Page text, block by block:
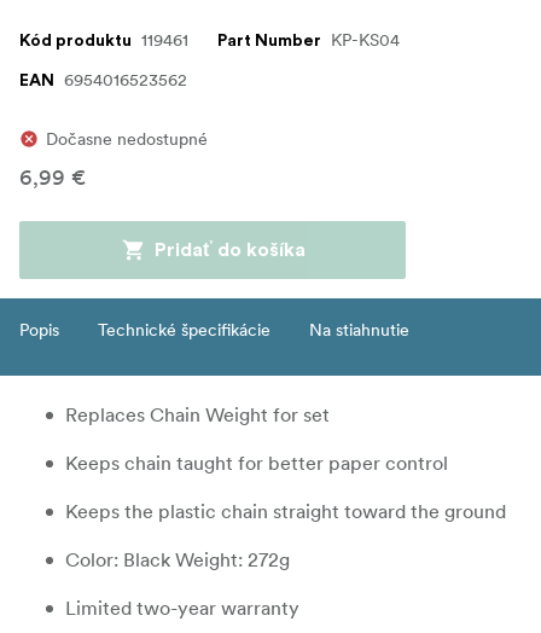
Kód produktu 119461 Part Number KP-KS04
EAN 6954016523562
Dočasne nedostupné
6,99 €
Pridať do košíka
Popis Technické špecifikácie Na stiahnutie
Replaces Chain Weight for set
Keeps chain taught for better paper control
Keeps the plastic chain straight toward the ground
Color: Black Weight: 272g
Limited two-year warranty